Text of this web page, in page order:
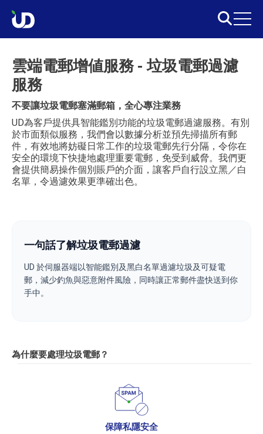
雲端電郵增値服務 - 垃圾電郵過濾
服務
不要讓垃圾電郵塞滿郵箱，全心專注業務
UD為客戶提供具智能鑑別功能的垃圾電郵過濾服務。有別
於市面類似服務，我們會以數據分析並預先掃描所有郵
件，有效地將妨礙日常工作的垃圾電郵先行分隔，令你在
安全的環境下快捷地處理重要電郵，免受到威脅。我們更
會提供簡易操作個別賬戶的介面，讓客戶自行設立黑／白
名單，令過濾效果更準確出色。
一句話了解垃圾電郵過濾
UD 於伺服器端以智能鑑別及黑白名單過濾垃圾及可疑電
郵，減少釣魚與惡意附件風險，同時讓正常郵件盡快送到你
手中。
為什麼要處理垃圾電郵？
保障私隱安全